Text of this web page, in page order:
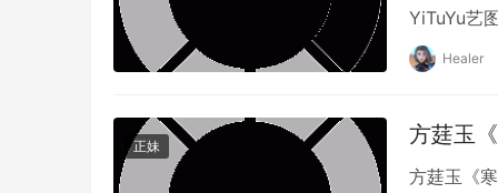
YiTuYu艺
Healer
正妹 方莛玉
方莛玉《